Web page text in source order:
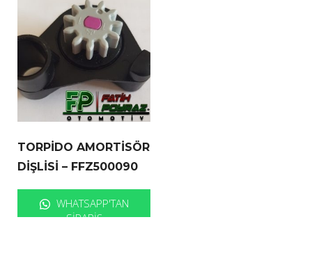
TORPİDO AMORTİSÖR
DİŞLİSİ – FFZ500090
WHATSAPP'TAN
SIPARIŞ